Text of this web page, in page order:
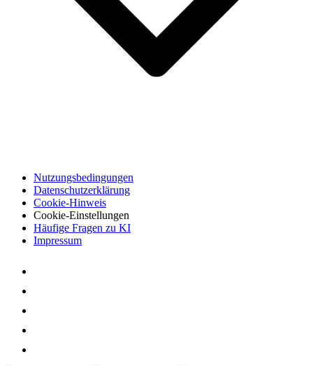
Nutzungsbedingungen
Datenschutzerklärung
Cookie-Hinweis
Cookie-Einstellungen
Häufige Fragen zu KI
Impressum